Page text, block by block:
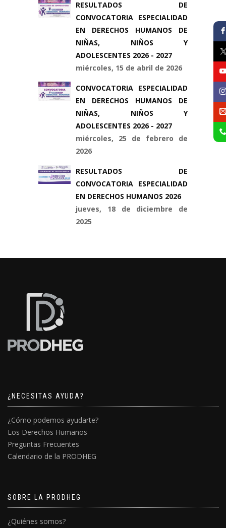
RESULTADOS DE
CONVOCATORIA ESPECIALIDAD
EN DERECHOS HUMANOS DE
NIÑAS, NIÑOS Y
ADOLESCENTES 2026 - 2027
miércoles, 15 de abril de 2026
CONVOCATORIA ESPECIALIDAD
EN DERECHOS HUMANOS DE
NIÑAS, NIÑOS Y
ADOLESCENTES 2026 - 2027
miércoles, 25 de febrero de
2026
RESULTADOS DE
CONVOCATORIA ESPECIALIDAD
EN DERECHOS HUMANOS 2026
jueves, 18 de diciembre de
2025
¿NECESITAS AYUDA?
¿Cómo podemos ayudarte?
Los Derechos Humanos
Preguntas Frecuentes
Calendario de la PRODHEG
SOBRE LA PRODHEG
¿Quiénes somos?